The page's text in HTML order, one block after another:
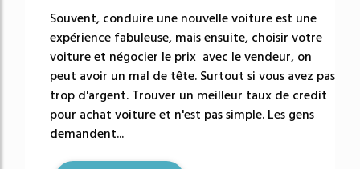
Souvent, conduire une nouvelle voiture est une
expérience fabuleuse, mais ensuite, choisir votre
voiture et négocier le prix avec le vendeur, on
peut avoir un mal de tête. Surtout si vous avez pas
trop d'argent. Trouver un meilleur taux de credit
pour achat voiture et n'est pas simple. Les gens
demandent...